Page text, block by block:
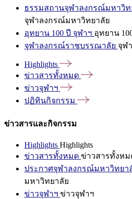
ธรรมสถานจุฬาลงกรณ์มหาวิท
จุฬาลงกรณ์มหาวิทยาลัย
อุทยาน 100 ปี จุฬาฯ อุทยาน
จุฬาลงกรณ์ราชบรรณาลัย จุฬ
Highlights
ข่าวสารทั้งหมด
ข่าวจุฬาฯ
ปฏิทินกิจกรรม
ข่าวสารและกิจกรรม
Highlights Highlights
ข่าวสารทั้งหมด ข่าวสารทั้งหม
ประกาศจุฬาลงกรณ์มหาวิทยา
มหาวิทยาลัย
ข่าวจุฬาฯ ข่าวจุฬาฯ